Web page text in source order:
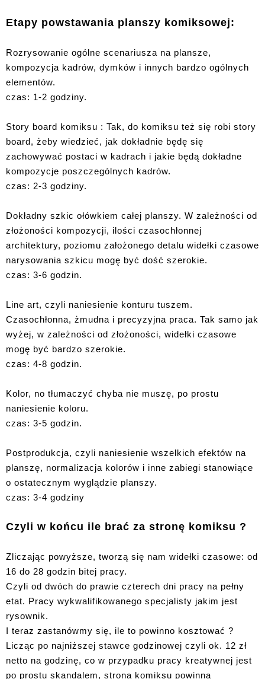
Etapy powstawania planszy komiksowej:
Rozrysowanie ogólne scenariusza na plansze,
kompozycja kadrów, dymków i innych bardzo ogólnych
elementów.
czas: 1-2 godziny.
Story board komiksu : Tak, do komiksu też się robi story
board, żeby wiedzieć, jak dokładnie będę się
zachowywać postaci w kadrach i jakie będą dokładne
kompozycje poszczególnych kadrów.
czas: 2-3 godziny.
Dokładny szkic ołówkiem całej planszy. W zależności od
złożoności kompozycji, ilości czasochłonnej
architektury, poziomu założonego detalu widełki czasowe
narysowania szkicu mogę być dość szerokie.
czas: 3-6 godzin.
Line art, czyli naniesienie konturu tuszem.
Czasochłonna, żmudna i precyzyjna praca. Tak samo jak
wyżej, w zależności od złożoności, widełki czasowe
mogę być bardzo szerokie.
czas: 4-8 godzin.
Kolor, no tłumaczyć chyba nie muszę, po prostu
naniesienie koloru.
czas: 3-5 godzin.
Postprodukcja, czyli naniesienie wszelkich efektów na
planszę, normalizacja kolorów i inne zabiegi stanowiące
o ostatecznym wyglądzie planszy.
czas: 3-4 godziny
Czyli w końcu ile brać za stronę komiksu ?
Zliczając powyższe, tworzą się nam widełki czasowe: od
16 do 28 godzin bitej pracy.
Czyli od dwóch do prawie czterech dni pracy na pełny
etat. Pracy wykwalifikowanego specjalisty jakim jest
rysownik.
I teraz zastanówmy się, ile to powinno kosztować ?
Licząc po najniższej stawce godzinowej czyli ok. 12 zł
netto na godzinę, co w przypadku pracy kreatywnej jest
po prostu skandalem, strona komiksu powinna